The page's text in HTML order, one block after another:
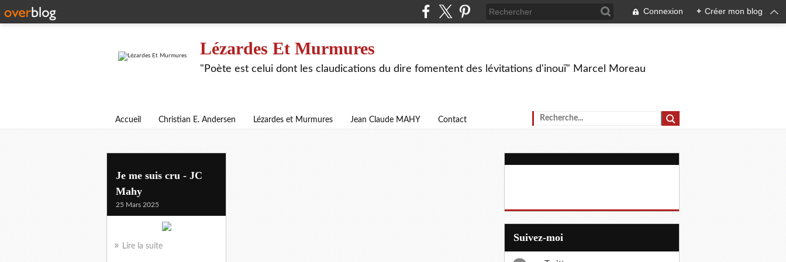
Connexion + Créer mon blog
Lézardes Et Murmures
"Poète est celui dont les claudications du dire fomentent des lévitations d'inouï" Marcel Moreau
Accueil Christian E. Andersen Lézardes et Murmures Jean Claude MAHY Contact
vivant
Je me suis cru - JC
Mahy
25 Mars 2025
Lire la suite
Suivez-moi